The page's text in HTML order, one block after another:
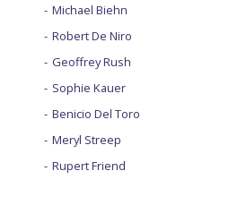
Michael Biehn
Robert De Niro
Geoffrey Rush
Sophie Kauer
Benicio Del Toro
Meryl Streep
Rupert Friend